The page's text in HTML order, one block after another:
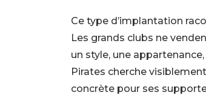
Ce type d’implantation
Les grands clubs ne
un style, une
Pirates cherche
concrète pour ses